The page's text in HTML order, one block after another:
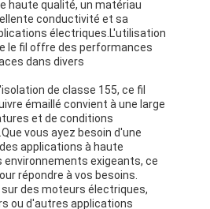
haute qualité, un matériau
conductivité et sa
électriques.L'utilisation
le fil offre des performances
dans divers
de classe 155, ce fil
émaillé convient à une large
et de conditions
vous ayez besoin d'une
applications à haute
environnements exigeants, ce
répondre à vos besoins.
des moteurs électriques,
ou d'autres applications